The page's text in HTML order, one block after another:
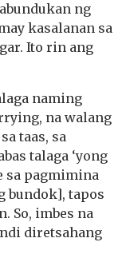
ng
kasalanan sa
Ito rin ang
naming
na walang
taas, sa
talaga ‘yong
sa pagmimina
bundok], tapos
So, imbes na
diretsahang